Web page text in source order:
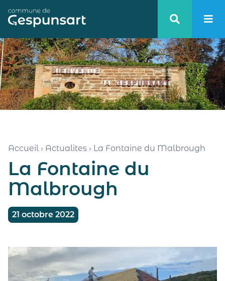
Haut de page
Accueil › Actualites › La Fontaine du Malbrough
La Fontaine du
Malbrough
21 octobre 2022